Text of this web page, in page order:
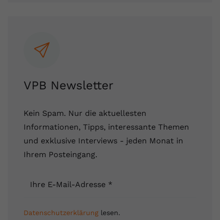
VPB Newsletter
Kein Spam. Nur die aktuellesten
Informationen, Tipps, interessante Themen
und exklusive Interviews - jeden Monat in
Ihrem Posteingang.
Ihre E-Mail-Adresse *
Datenschutzerklärunglesen.
Laufzeit
registriert eine eindeutige ID, um
Videos von YouTube der Nutzer
Name yt.innertube::nextId
Dieser von YouTube gesetzte Cookie